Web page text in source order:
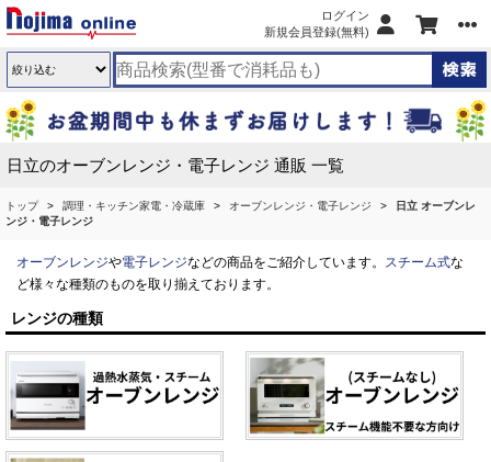
ログイン
新規会員登録(無料)
日立のオーブンレンジ・電子レンジ 通販 一覧
トップ 調理・キッチン家電・冷蔵庫 オーブンレンジ・電子レンジ
日立 オーブンレ
ンジ・電子レンジ
オーブンレンジや電子レンジなどの商品をご紹介しています。 スチーム式な
ど様々な種類のものを取り揃えております。
レンジの種類